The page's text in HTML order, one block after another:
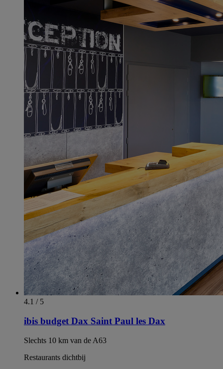
4.1 / 5
ibis budget Dax Saint Paul les Dax
Slechts 10 km van de A63
Restaurants dichtbij